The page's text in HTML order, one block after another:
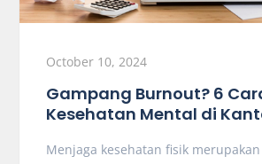
October 10, 2024
Gampang Burnout? 6
Kesehatan Mental di
Menjaga kesehatan fisik